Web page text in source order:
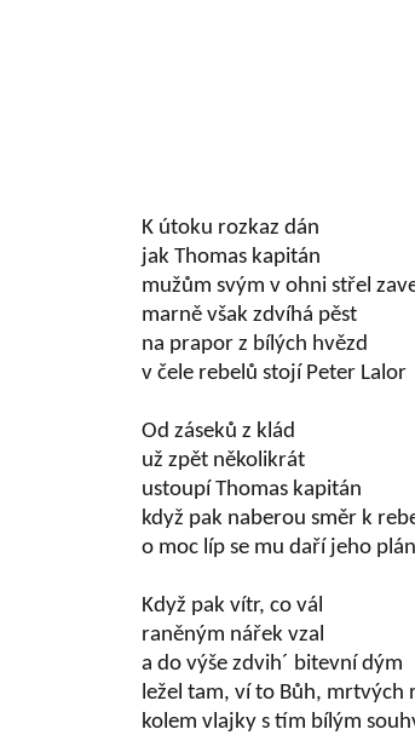
K útoku rozkaz dán
jak Thomas kapitán
mužům svým v ohni střel
marně však zdvíhá pěst
na prapor z bílých hvězd
v čele rebelů stojí Peter Lalor
Od záseků z klád
už zpět několikrát
ustoupí Thomas kapitán
když pak naberou směr k
o moc líp se mu daří jeho plán
Když pak vítr, co vál
raněným nářek vzal
a do výše zdvih´ bitevní dým
ležel tam, ví to Bůh, mrtvých
kolem vlajky s tím bílým